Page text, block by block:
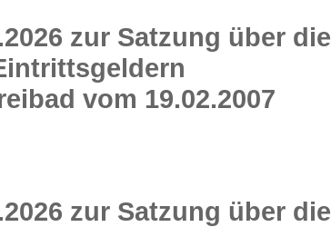
zur Satzung über die
vom 19.02.2007
zur Satzung über die